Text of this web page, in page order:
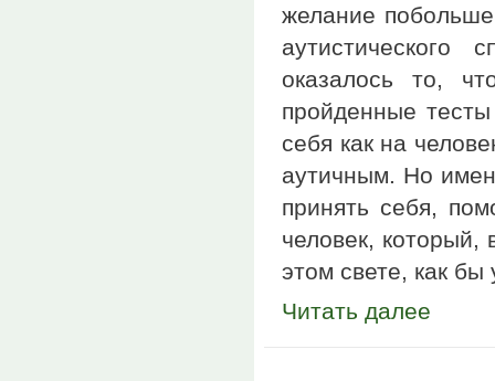
желание
оказалось то,
пройденные
себя как на
аутичным. Но
принять себя,
человек, который,
этом свете, как бы
Читать далее